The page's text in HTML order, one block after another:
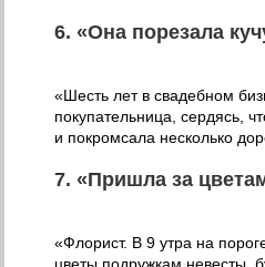
6. «Она порезала
«Шесть лет в свадебном
покупательница, сердясь,
и покромсала несколько
7. «Пришла за
«Флорист. В 9 утра на